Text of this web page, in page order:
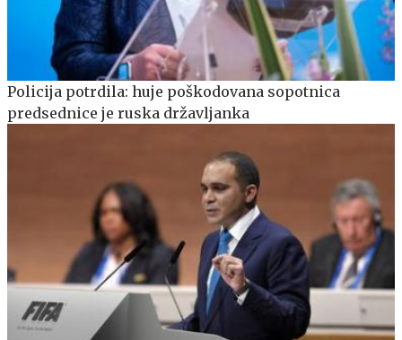
Policija potrdila: huje poškodovana sopotnica
predsednice je ruska državljanka